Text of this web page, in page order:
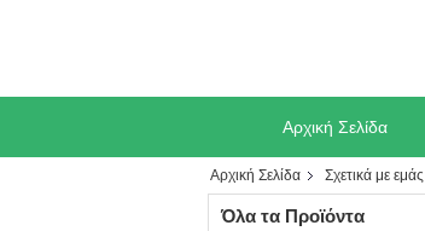
Αρχική Σελίδα
Αρχική Σελίδα Σχετικά με εμάς
Όλα τα Προϊόντα